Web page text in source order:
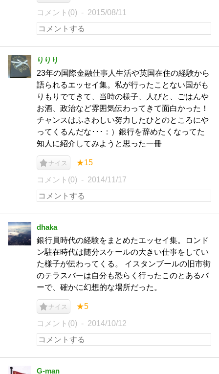
コメント(0) 2015/08/11
りりり
23年の国際金融仕事人生活や英国在住の経験から
語られるエッセイ集。私が行ったことない国がも
りもりでてきて、当時の様子、人びと、ごはんや
お酒、政治など雰囲気伝わってきて面白かった！
チャンスはふさわしい努力したひとのところにや
ってくるんだな･･･：）銀行を辞めたくなってた
知人に紹介してみようと思った一冊
ナイス ★15
コメント(0) 2014/11/17
dhaka
銀行員時代の経験をまとめたエッセイ集。ロンド
ン駐在時代は随分スケールの大きい仕事をしてい
た様子が伝わってくる。 イスタンブールの旧市街
のテラスバーは自分も恐らく行ったこのとあるバ
ーで、確かに幻想的な場所だった。
ナイス ★5
コメント(0) 2014/10/12
G-man